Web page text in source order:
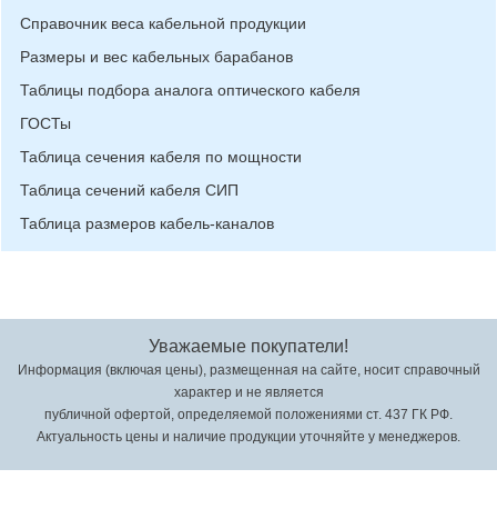
Справочник веса кабельной продукции
Размеры и вес кабельных барабанов
Таблицы подбора аналога оптического кабеля
ГОСТы
Таблица сечения кабеля по мощности
Таблица сечений кабеля СИП
Таблица размеров кабель-каналов
Уважаемые покупатели!
Информация (включая цены), размещенная на сайте, носит справочный
характер и не является
публичной офертой, определяемой положениями ст. 437 ГК РФ.
Актуальность цены и наличие продукции уточняйте у менеджеров.